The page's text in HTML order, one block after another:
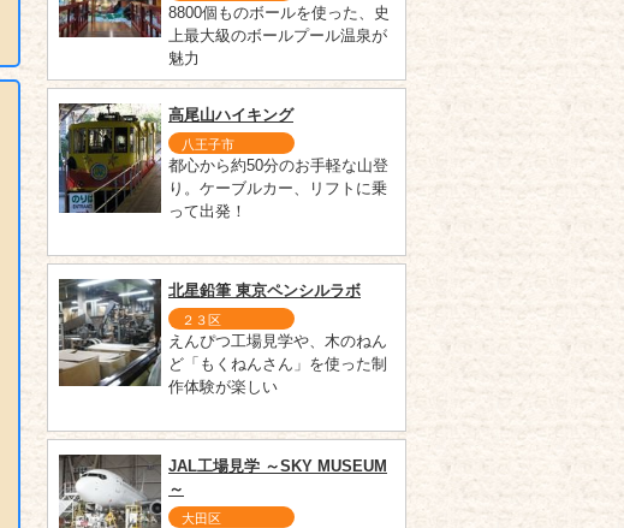
8800個ものボールを使った、史
上最大級のボールプール温泉が
魅力
高尾山ハイキング
八王子市
都心から約50分のお手軽な山登
り。ケーブルカー、リフトに乗
って出発！
北星鉛筆 東京ペンシルラボ
２３区
えんぴつ工場見学や、木のねん
ど「もくねんさん」を使った制
作体験が楽しい
JAL工場見学 ～SKY MUSEUM
～
大田区